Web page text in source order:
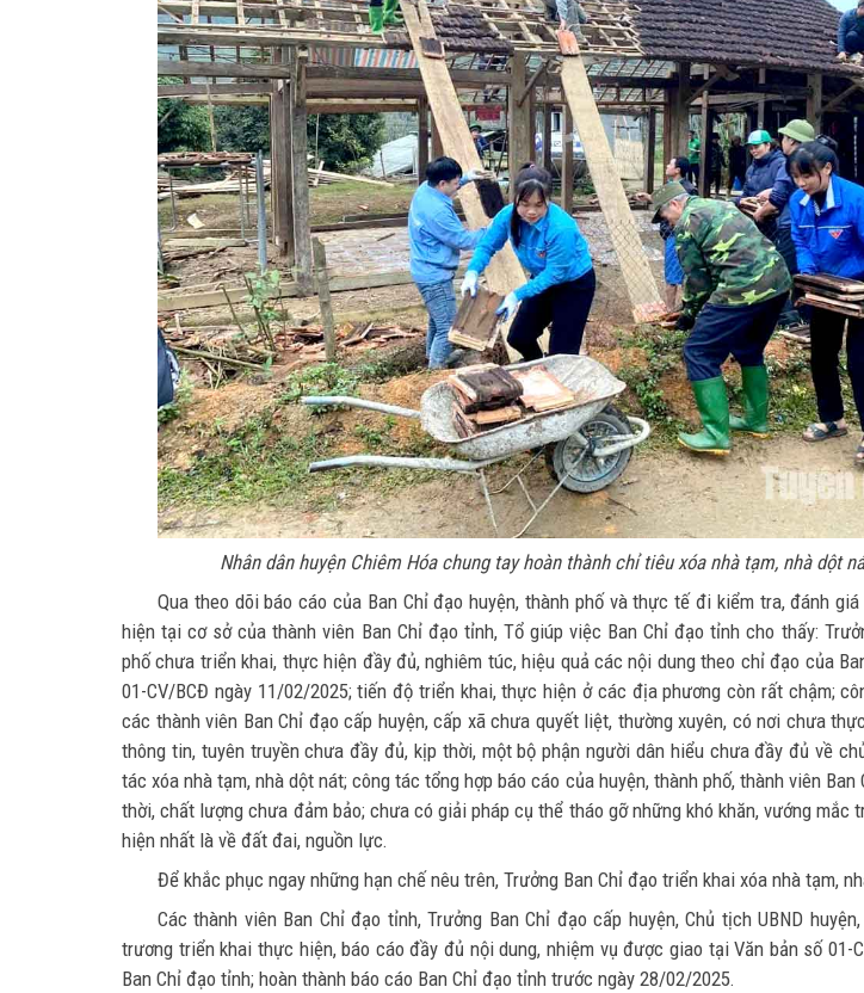
Nhân dân huyện Chiêm Hóa chung tay hoàn thành chỉ tiêu xóa nhà tạm, nhà dột
Qua theo dõi báo cáo của Ban Chỉ đạo huyện, thành phố và thực tế đi kiểm tra, đánh
hiện tại cơ sở của thành viên Ban Chỉ đạo tỉnh, Tổ giúp việc Ban Chỉ đạo tỉnh cho thấy:
phố chưa triển khai, thực hiện đầy đủ, nghiêm túc, hiệu quả các nội dung theo chỉ đạo của
01-CV/BCĐ ngày 11/02/2025; tiến độ triển khai, thực hiện ở các địa phương còn rất chậm;
các thành viên Ban Chỉ đạo cấp huyện, cấp xã chưa quyết liệt, thường xuyên, có nơi chưa
thông tin, tuyên truyền chưa đầy đủ, kịp thời, một bộ phận người dân hiểu chưa đầy đủ về
tác xóa nhà tạm, nhà dột nát; công tác tổng hợp báo cáo của huyện, thành phố, thành viên
thời, chất lượng chưa đảm bảo; chưa có giải pháp cụ thể tháo gỡ những khó khăn, vướng mắc
hiện nhất là về đất đai, nguồn lực.
Để khắc phục ngay những hạn chế nêu trên, Trưởng Ban Chỉ đạo triển khai xóa nhà tạm,
Các thành viên Ban Chỉ đạo tỉnh, Trưởng Ban Chỉ đạo cấp huyện, Chủ tịch UBND
trương triển khai thực hiện, báo cáo đầy đủ nội dung, nhiệm vụ được giao tại Văn bản số 01-
Ban Chỉ đạo tỉnh; hoàn thành báo cáo Ban Chỉ đạo tỉnh trước ngày 28/02/2025.